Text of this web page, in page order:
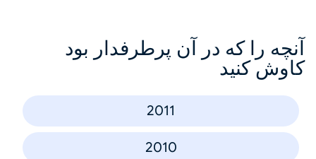
آنچه را که در آن پرطرفدار بود
کاوش کنید
2011
2010